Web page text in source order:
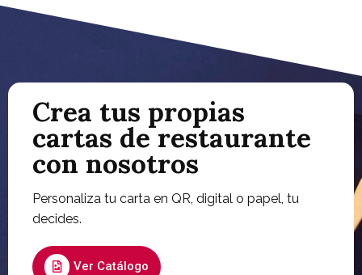
Crea tus propias
cartas de restaurante
con nosotros
Personaliza tu carta en QR, digital o papel, tu
decides.
Ver Catálogo